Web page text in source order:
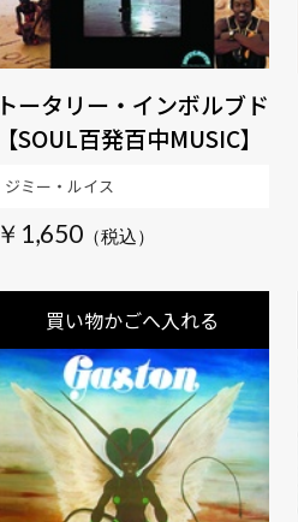
トータリー・インボルブド
【SOUL百発百中MUSIC】
￥1,650
買い物かごへ入れる
ジミー・ルイス